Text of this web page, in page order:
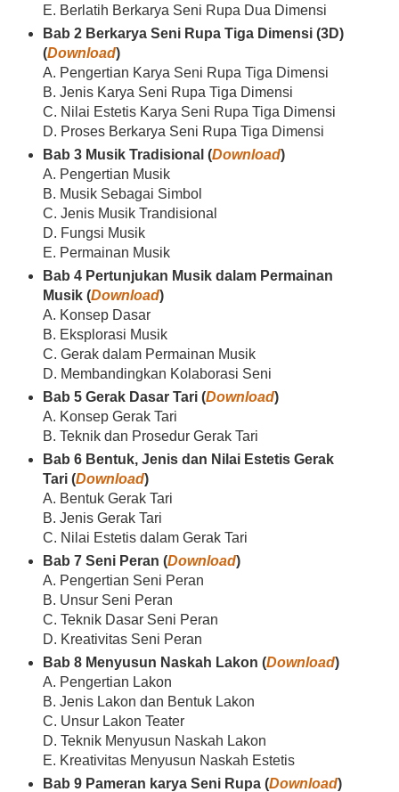
E. Berlatih Berkarya Seni Rupa Dua Dimensi
Bab 2 Berkarya Seni Rupa Tiga Dimensi (3D)
(Download)
A. Pengertian Karya Seni Rupa Tiga Dimensi
B. Jenis Karya Seni Rupa Tiga Dimensi
C. Nilai Estetis Karya Seni Rupa Tiga Dimensi
D. Proses Berkarya Seni Rupa Tiga Dimensi
Bab 3 Musik Tradisional (Download)
A. Pengertian Musik
B. Musik Sebagai Simbol
C. Jenis Musik Trandisional
D. Fungsi Musik
E. Permainan Musik
Bab 4 Pertunjukan Musik dalam Permainan
Musik (Download)
A. Konsep Dasar
B. Eksplorasi Musik
C. Gerak dalam Permainan Musik
D. Membandingkan Kolaborasi Seni
Bab 5 Gerak Dasar Tari (Download)
A. Konsep Gerak Tari
B. Teknik dan Prosedur Gerak Tari
Bab 6 Bentuk, Jenis dan Nilai Estetis Gerak
Tari (Download)
A. Bentuk Gerak Tari
B. Jenis Gerak Tari
C. Nilai Estetis dalam Gerak Tari
Bab 7 Seni Peran (Download)
A. Pengertian Seni Peran
B. Unsur Seni Peran
C. Teknik Dasar Seni Peran
D. Kreativitas Seni Peran
Bab 8 Menyusun Naskah Lakon (Download)
A. Pengertian Lakon
B. Jenis Lakon dan Bentuk Lakon
C. Unsur Lakon Teater
D. Teknik Menyusun Naskah Lakon
E. Kreativitas Menyusun Naskah Estetis
Bab 9 Pameran karya Seni Rupa (Download)